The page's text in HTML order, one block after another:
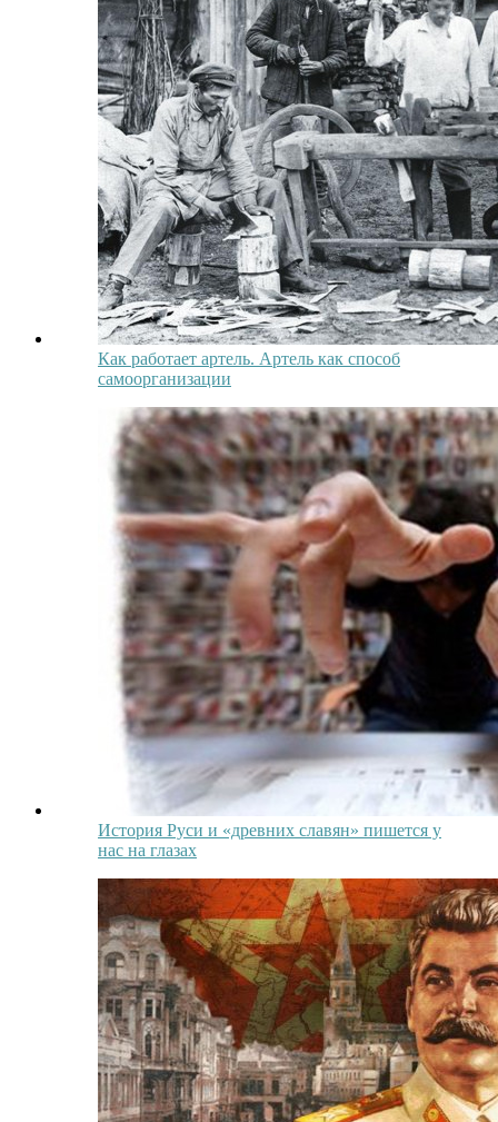
Как работает артель. Артель как способ
самоорганизации
История Руси и «древних славян» пишется у
нас на глазах